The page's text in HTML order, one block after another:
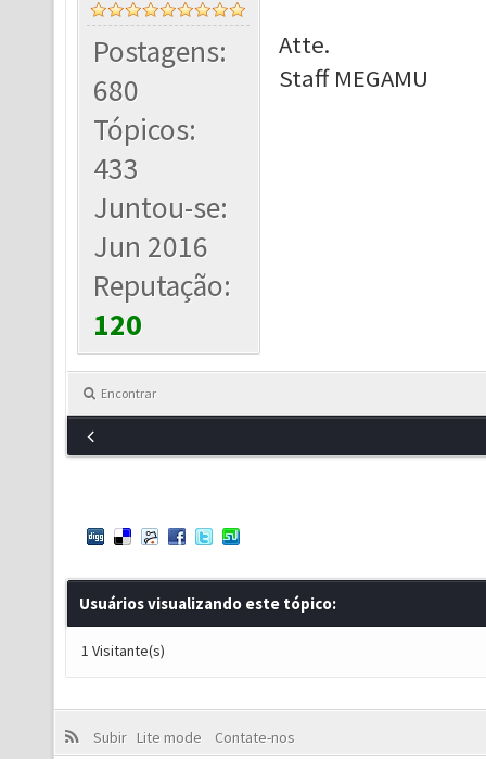
Postagens:
680
Tópicos:
433
Juntou-se:
Jun 2016
Reputação:
120
Atte.
Staff MEGAMU
Encontrar
Usuários visualizando este tópico:
1 Visitante(s)
Subir Lite mode
Contate-nos